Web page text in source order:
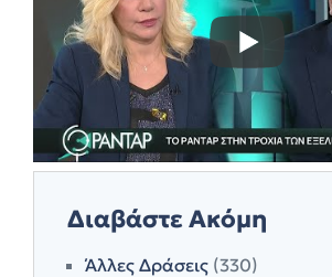
Διαβάστε Ακόμη
Άλλες Δράσεις (330)